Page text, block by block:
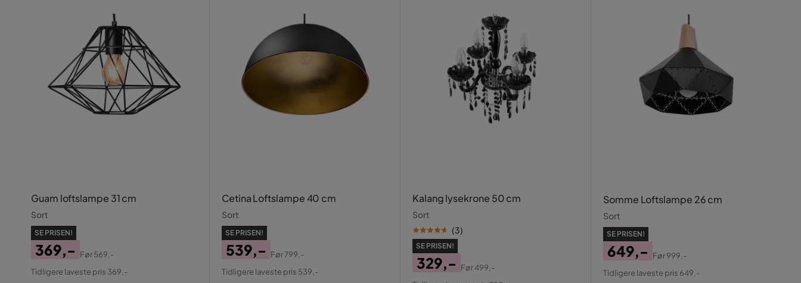
Guam loftslampe 31 cm
Sort
SE PRISEN!
Pris
369,-
Original
Før569,-
Tidligere laveste pris 369,-
Cetina Loftslampe 40 cm
Sort
SE PRISEN!
Pris
539,-
Original
Før799,-
Tidligere laveste pris 539,-
Kalang lysekrone 50 cm
Sort
(3)
SE PRISEN!
329,-
Før499,-
Somme Loftslampe 26 cm
Sort
SE PRISEN!
Pris
649,-
Original
Før999,-
Tidligere laveste pris 649,-